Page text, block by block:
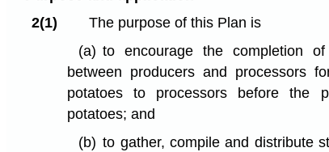
2(1)
The purpose of this Plan is
(a) to encourage the completion
between producers and processors
potatoes to processors before the
potatoes; and
(b) to gather, compile and distribute